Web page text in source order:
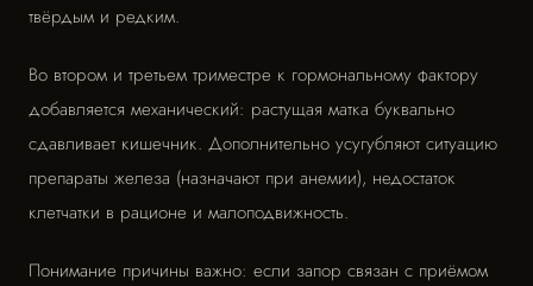
твёрдым и редким.
Во втором и третьем триместре к гормональному фактору
добавляется механический: растущая матка буквально
сдавливает кишечник. Дополнительно усугубляют ситуацию
препараты железа (назначают при анемии), недостаток
клетчатки в рационе и малоподвижность.
Понимание причины важно: если запор связан с приёмом